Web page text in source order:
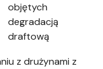
objętych
degradacją
draftową
z drużynami z